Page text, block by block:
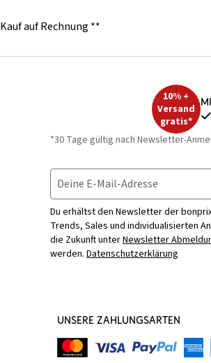
Kauf auf Rechnung **
10% +
Versand
gratis*
*30 Tage gültig nach Newsletter-
Deine E-Mail-Adresse
Du erhältst den Newsletter der
Trends, Sales und individualisierten
die Zukunft unterNewsletter
werden. Datenschutzerklärung
UNSERE ZAHLUNGSARTEN